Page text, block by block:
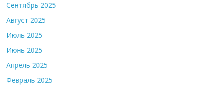
Сентябрь 2025
Август 2025
Июль 2025
Июнь 2025
Апрель 2025
Февраль 2025